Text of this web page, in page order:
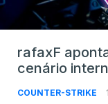
rafaxF
cenário
COUNTER-STRIKE